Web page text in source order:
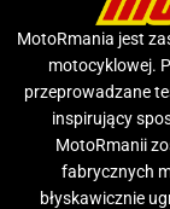
MotoRmania jest
motocyklowej.
przeprowadzane
inspirujący
MotoRmanii
fabrycznych
błyskawicznie